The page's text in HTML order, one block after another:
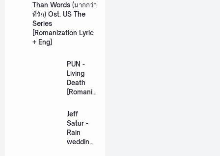
Than Words (มากกว่า
ที่รัก) Ost. US The
Series
[Romanization Lyric
+ Eng]
PUN -
Living
Death
[Romaniz
Lyric +
Eng]
Jeff
Satur -
Rain
wedding